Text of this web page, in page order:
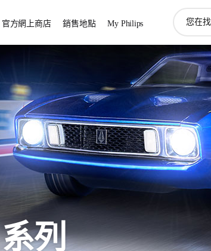
官方網上商店 銷售地點 My Philips
持
索
列